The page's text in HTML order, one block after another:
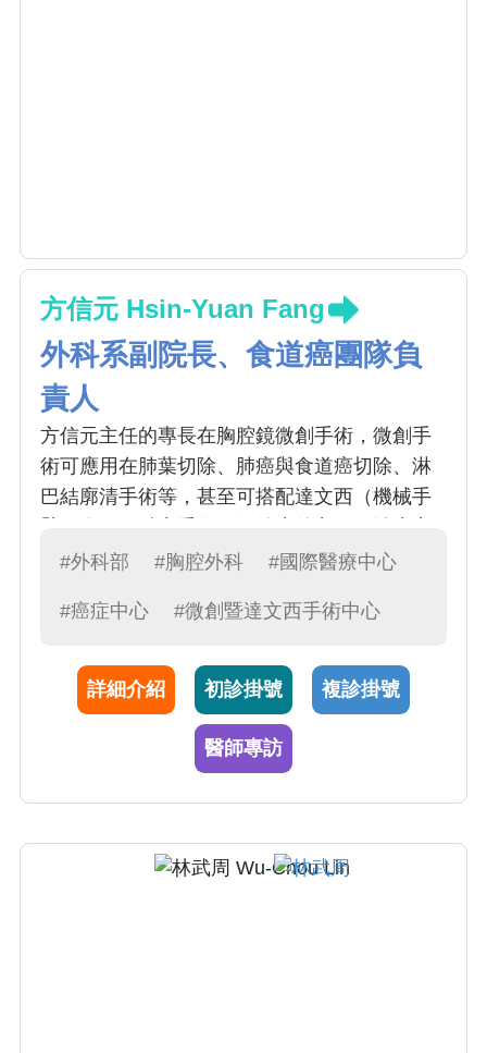
方信元 Hsin-Yuan Fang
外科系副院長、食道癌團隊負
責人
方信元主任的專長在胸腔鏡微創手術，微創手
術可應用在肺葉切除、肺癌與食道癌切除、淋
巴結廓清手術等，甚至可搭配達文西（機械手
高。方醫師施行胸腔鏡手術、肺癌手術、食道
議，中年以後應每年體檢，透過低劑量電腦層
檢查較易早期發現食道癌病灶，早發現早診斷
早期治療
#外科部 #胸腔外科 #國際醫療中心
#癌症中心 #微創暨達文西手術中心
詳細介紹 初診掛號 複診掛號
醫師專訪